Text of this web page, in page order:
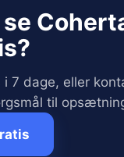
i 7 dage, eller
til